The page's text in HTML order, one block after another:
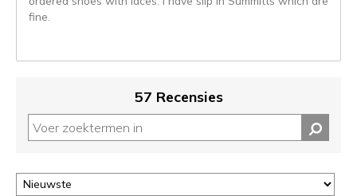
page_id.
de
migratie
controleren
deze
page
fine.
57 Recensies